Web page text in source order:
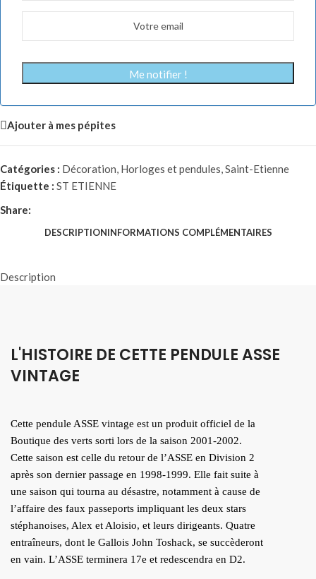
Me notifier !
Ajouter à mes pépites
Catégories : Décoration, Horloges et pendules,Saint-Etienne
Étiquette : ST ETIENNE
Share:
DESCRIPTIONINFORMATIONS COMPLÉMENTAIRES
Description
L'HISTOIRE DE CETTE PENDULE ASSE
VINTAGE
Cette pendule ASSE vintage est un produit officiel de la
Boutique des verts sorti lors de la saison 2001-2002.
Cette saison est celle du retour de l’ASSE en Division 2
après son dernier passage en 1998-1999. Elle fait suite à
une saison qui tourna au désastre, notamment à cause de
l’affaire des faux passeports impliquant les deux stars
stéphanoises, Alex et Aloisio, et leurs dirigeants. Quatre
entraîneurs, dont le Gallois John Toshack, se succèderont
en vain. L’ASSE terminera 17e et redescendra en D2.